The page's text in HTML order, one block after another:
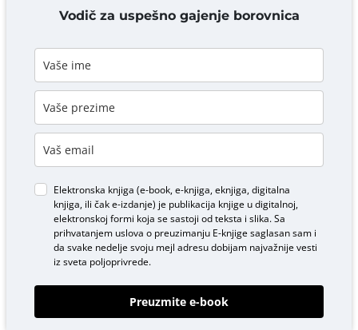
DODAJ KOMENTAR
Vodič za uspešno gajenje borovnica
Elektronska knjiga (e-book, e-knjiga, eknjiga, digitalna
knjiga, ili čak e-izdanje) je publikacija knjige u digitalnoj,
elektronskoj formi koja se sastoji od teksta i slika. Sa
prihvatanjem uslova o preuzimanju E-knjigesaglasan sam i
da svake nedelje svoju mejl adresu dobijam najvažnije vesti
iz sveta poljoprivrede.
Preuzmite e-book